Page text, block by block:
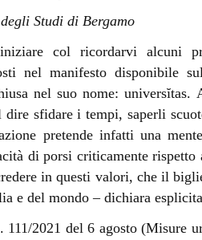
Studi di Bergamo
col ricordarvi alcuni
nel manifesto disponibile
nel suo nome:
dire sfidare i tempi, saperli
pretende infatti una
di porsi criticamente
in questi valori, che il
e del mondo – dichiara
2021 del 6 agosto (Misure